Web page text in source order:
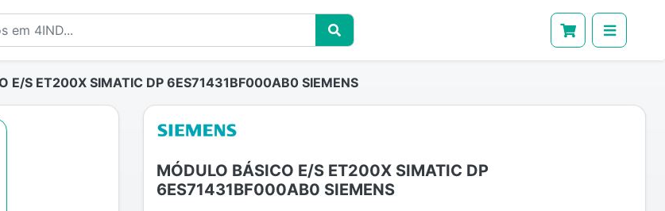
E/S ET200X SIMATIC DP 6ES71431BF000AB0 SIEMENS
MÓDULO BÁSICO E/S ET200X SIMATIC DP
6ES71431BF000AB0 SIEMENS